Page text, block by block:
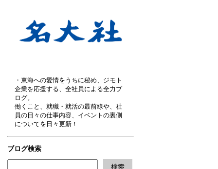
・東海への愛情をうちに秘め、ジモト
企業を応援する、全社員による全力ブ
ログ。
働くこと、就職・就活の最前線や、社
員の日々の仕事内容、イベントの裏側
についてを日々更新！
ブログ検索